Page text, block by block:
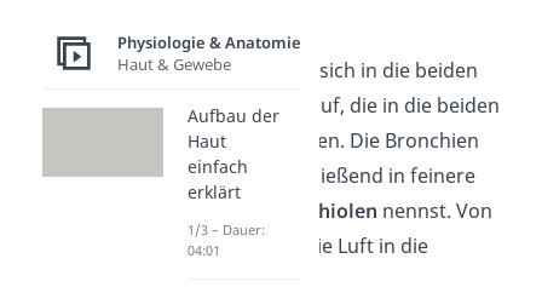
Die Luftröhre teilt sich in die beiden
Hauptbronchien
auf, die in die beiden
Lungenflügel führen. Die Bronchien
verzweigen anschließend in feinere
Bronchiolen nennst. Von
hier aus gelangt die Luft in die
Physiologie & Anatomie
Haut & Gewebe
Aufbau der
Haut
einfach
erklärt
1/3 – Dauer:
04:01